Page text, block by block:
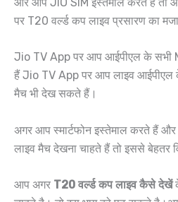
पर T20 वर्ल्ड कप लाइव प्रसारण का
Jio TV App पर आप आईपीएल के सभी
हैं Jio TV App पर आप लाइव आईपीएल
मैच भी देख सकते हैं।
अगर आप स्मार्टफोन इस्तेमाल करते हैं और
लाइव मैच देखना चाहते हैं तो इससे
आप अगर T20 वर्ल्ड कप लाइव कैसे देखें